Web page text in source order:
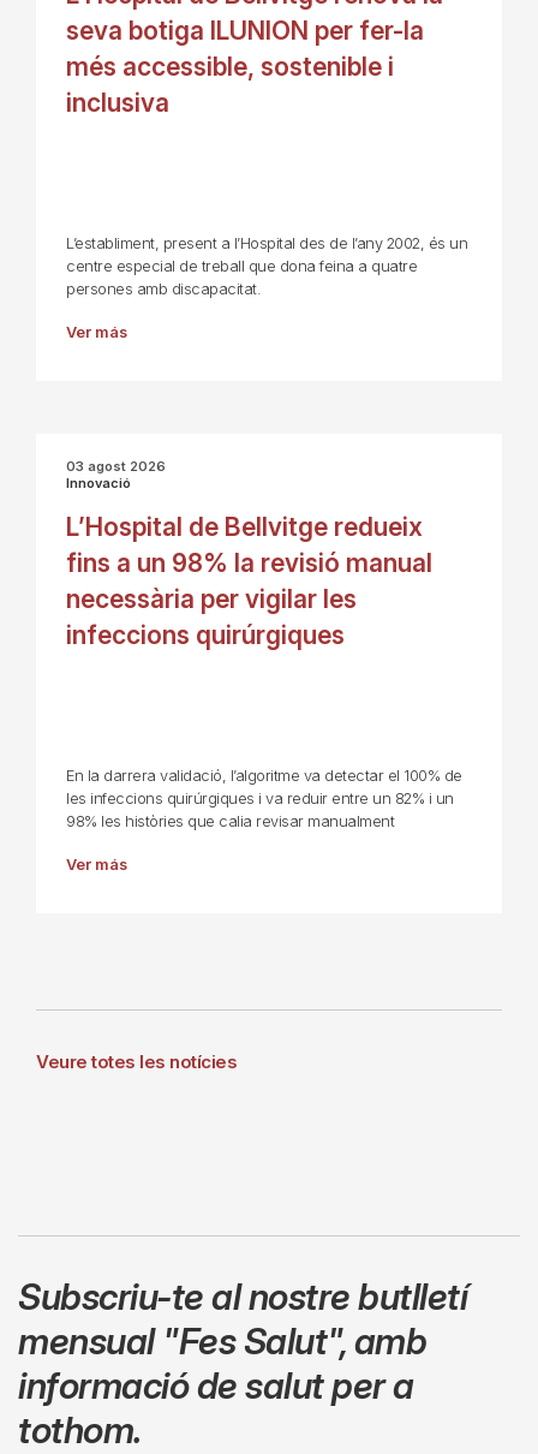
seva botiga ILUNION per fer-la
més accessible, sostenible i
inclusiva
L’establiment, present a l’Hospital des de l’any 2002, és un
centre especial de treball que dona feina a quatre
persones amb discapacitat.
Ver más
03 agost 2026
Innovació
L’Hospital de Bellvitge redueix
fins a un 98% la revisió manual
necessària per vigilar les
infeccions quirúrgiques
En la darrera validació, l’algoritme va detectar el 100% de
les infeccions quirúrgiques i va reduir entre un 82% i un
98% les històries que calia revisar manualment
Ver más
Veure totes les notícies
Subscriu-te al nostre butlletí
mensual "Fes Salut",amb
informació de salut per a
tothom.